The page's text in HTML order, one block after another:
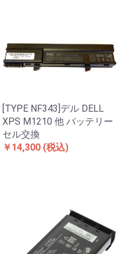
[TYPE NF343]デル DELL
XPS M1210 他 バッテリー
セル交換
￥14,300 (税込)